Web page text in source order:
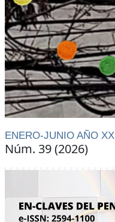
ENERO-JUNIO AÑO XX
Núm. 39 (2026)